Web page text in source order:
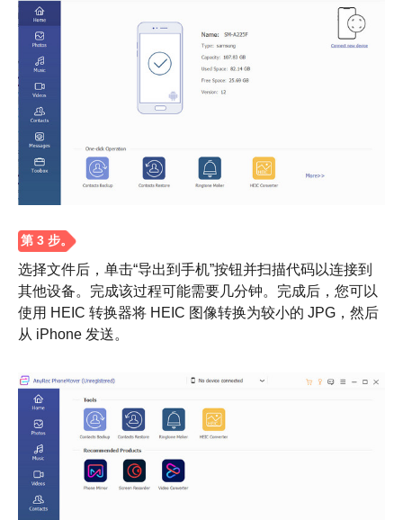
第2步。
选择文件后，单击“导出到手机”按钮并扫描代码以连接到
其他设备。完成该过程可能需要几分钟。完成后，您可以
使用 HEIC 转换器将 HEIC 图像转换为较小的 JPG，然后
从 iPhone 发送。